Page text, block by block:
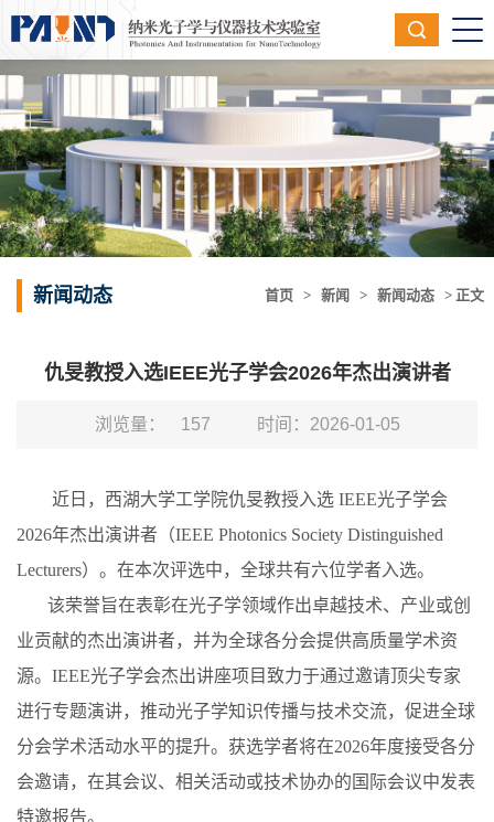
新闻动态 首页 > 新闻 > 新闻动态 > 正文
仇旻教授入选IEEE光子学会2026年杰出演讲者
浏览量： 157 时间：2026-01-05
近日，西湖大学工学院仇旻教授入选 IEEE光子学会
2026年杰出演讲者（IEEE Photonics Society Distinguished
Lecturers）。在本次评选中，全球共有六位学者入选。
该荣誉旨在表彰在光子学领域作出卓越技术、产业或创
业贡献的杰出演讲者，并为全球各分会提供高质量学术资
源。IEEE光子学会杰出讲座项目致力于通过邀请顶尖专家
进行专题演讲，推动光子学知识传播与技术交流，促进全球
分会学术活动水平的提升。获选学者将在2026年度接受各分
会邀请，在其会议、相关活动或技术协办的国际会议中发表
特邀报告。